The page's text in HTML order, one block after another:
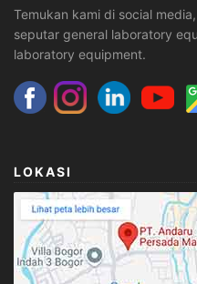
Temukan kami di social
seputar general laboratory
laboratory equipment.
LOKASI